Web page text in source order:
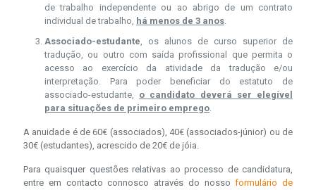
de trabalho independente ou ao abrigo de um contrato
individual de trabalho, há menos de 3 anos.
Associado-estudante, os alunos de curso superior de
tradução, ou outro com saída profissional que permita o
acesso ao exercício da atividade da tradução e/ou
interpretação. Para poder beneficiar do estatuto de
associado-estudante, o candidato deverá ser elegível
para situações de primeiro emprego.
A anuidade é de 60€ (associados), 40€ (associados-júnior) ou de
30€ (estudantes), acrescido de 20€ de jóia.
Para quaisquer questões relativas ao processo de candidatura,
entre em contacto connosco através do nossoformulário de